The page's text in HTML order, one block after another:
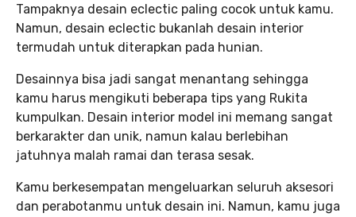
Tampaknya desain eclectic paling cocok untuk kamu.
Namun, desain eclectic bukanlah desain interior
termudah untuk diterapkan pada hunian.
Desainnya bisa jadi sangat menantang sehingga
kamu harus mengikuti beberapa tips yang Rukita
kumpulkan. Desain interior model ini memang sangat
berkarakter dan unik, namun kalau berlebihan
jatuhnya malah ramai dan terasa sesak.
Kamu berkesempatan mengeluarkan seluruh aksesori
dan perabotanmu untuk desain ini. Namun, kamu juga